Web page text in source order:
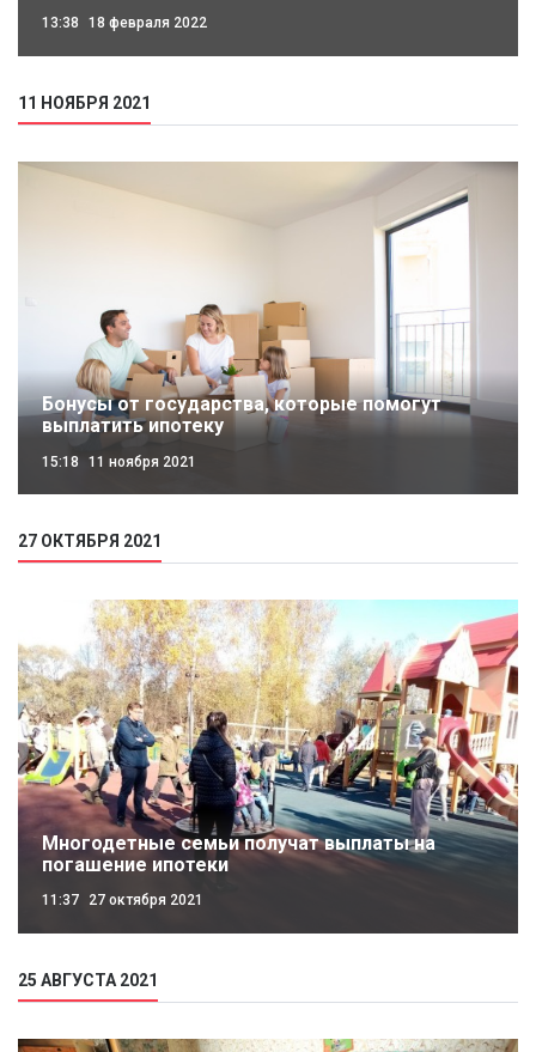
13:38 18 февраля 2022
11 НОЯБРЯ 2021
Бонусы от государства, которые помогут
выплатить ипотеку
15:18 11 ноября 2021
27 ОКТЯБРЯ 2021
Многодетные семьи получат выплаты на
погашение ипотеки
11:37 27 октября 2021
25 АВГУСТА 2021